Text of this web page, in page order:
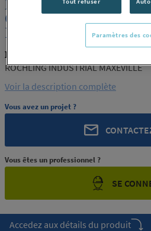
PLAQUE POLYACETAL
CALANDRE EP.6
INDUSTRIAL
ROCHLING PRODUIT-28752
ROCHLING INDUSTRIAL MAXEVILLE
Voir la description complète
Vous avez un projet ?
Vous êtes un professionnel ?
SE
Accedez aux détails du produit
Paramètres des